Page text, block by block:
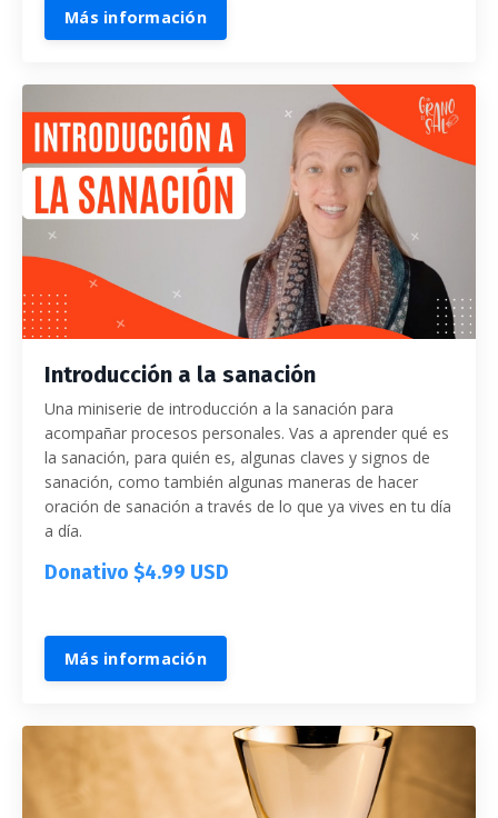
Más información
Introducción a la sanación
Una miniserie de introducción a la sanación para
acompañar procesos personales. Vas a aprender qué es
la sanación, para quién es, algunas claves y signos de
sanación, como también algunas maneras de hacer
oración de sanación a través de lo que ya vives en tu día
a día.
Donativo $4.99 USD
Más información